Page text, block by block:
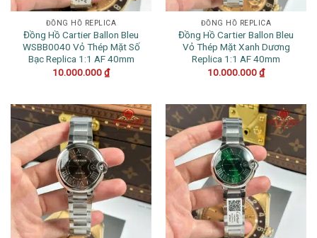
ĐỒNG HỒ REPLICA
Đồng Hồ Cartier Ballon Bleu
WSBB0040 Vỏ Thép Mặt Số
Bạc Replica 1:1 AF 40mm
10.000.000₫
ĐỒNG HỒ REPLICA
Đồng Hồ Cartier Ballon Bleu
Vỏ Thép Mặt Xanh Dương
Replica 1:1 AF 40mm
10.000.000₫